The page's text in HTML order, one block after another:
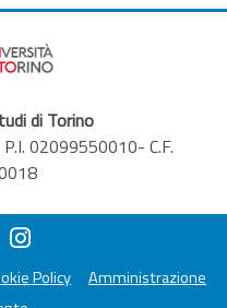
di Torino
02099550010- C.F.
Policy
Amministrazione